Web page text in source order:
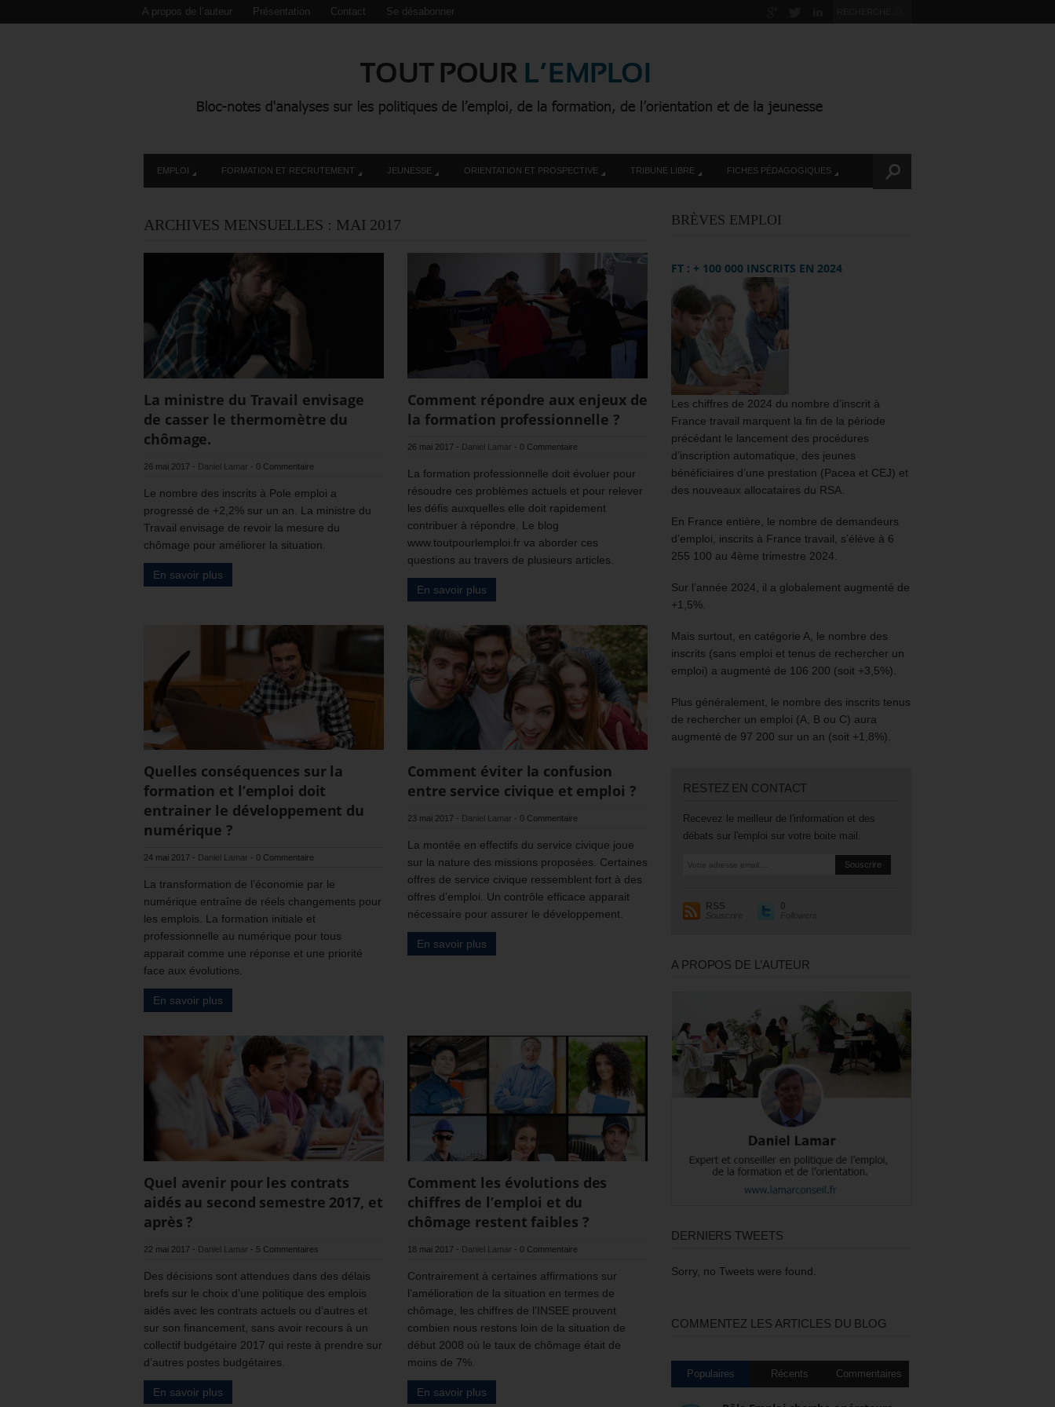
A propos de l’auteur Présentation Contact Se désabonner
EMPLOI FORMATION ET RECRUTEMENT JEUNESSE ORIENTATION ET PROSPECTIVE TRIBUNE LIBRE FICHES PÉDAGOGIQUES
ARCHIVES MENSUELLES : MAI 2017
La ministre du Travail envisage
de casser le thermomètre du
chômage.
26 mai 2017 - Daniel Lamar - 0 Commentaire
Le nombre des inscrits à Pole emploi a
progressé de +2,2% sur un an. La ministre du
Travail envisage de revoir la mesure du
chômage pour améliorer la situation.
En savoir plus
Comment répondre aux enjeux de
la formation professionnelle ?
26 mai 2017 - Daniel Lamar - 0 Commentaire
La formation professionnelle doit évoluer pour
résoudre ces problèmes actuels et pour relever
les défis auxquelles elle doit rapidement
contribuer à répondre. Le blog
www.toutpourlemploi.fr va aborder ces
questions au travers de plusieurs articles.
En savoir plus
Quelles conséquences sur la
formation et l’emploi doit
entrainer le développement du
numérique ?
24 mai 2017 - Daniel Lamar - 0 Commentaire
La transformation de l’économie par le
numérique entraîne de réels changements pour
les emplois. La formation initiale et
professionnelle au numérique pour tous
apparait comme une réponse et une priorité
face aux évolutions.
En savoir plus
Comment éviter la confusion
entre service civique et emploi ?
23 mai 2017 - Daniel Lamar - 0 Commentaire
La montée en effectifs du service civique joue
sur la nature des missions proposées. Certaines
offres de service civique ressemblent fort à des
offres d’emploi. Un contrôle efficace apparait
nécessaire pour assurer le développement.
En savoir plus
Quel avenir pour les contrats
aidés au second semestre 2017, et
après ?
22 mai 2017 - Daniel Lamar - 5 Commentaires
Des décisions sont attendues dans des délais
brefs sur le choix d’une politique des emplois
aidés avec les contrats actuels ou d’autres et
sur son financement, sans avoir recours à un
collectif budgétaire 2017 qui reste à prendre sur
d’autres postes budgétaires.
En savoir plus
Comment les évolutions des
chiffres de l’emploi et du
chômage restent faibles ?
18 mai 2017 - Daniel Lamar - 0 Commentaire
Contrairement à certaines affirmations sur
l’amélioration de la situation en termes de
chômage, les chiffres de l’INSEE prouvent
combien nous restons loin de la situation de
début 2008 où le taux de chômage était de
moins de 7%.
En savoir plus
BRÈVES EMPLOI
FT : + 100 000 INSCRITS EN 2024
Les chiffres de 2024 du nombre d’inscrit à
France travail marquent la fin de la période
précédant le lancement des procédures
d’inscription automatique, des jeunes
bénéficiaires d’une prestation (Pacea et CEJ) et
des nouveaux allocataires du RSA.
En France entière, le nombre de demandeurs
d’emploi, inscrits à France travail, s’élève à 6
255 100 au 4ème trimestre 2024.
Sur l’année 2024, il a globalement augmenté de
+1,5%.
Mais surtout, en catégorie A, le nombre des
inscrits (sans emploi et tenus de rechercher un
emploi) a augmenté de 106 200 (soit +3,5%).
Plus généralement, le nombre des inscrits tenus
de rechercher un emploi (A, B ou C) aura
augmenté de 97 200 sur un an (soit +1,8%).
RESTEZ EN CONTACT
Recevez le meilleur de l'information et des
débats sur l'emploi sur votre boite mail.
RSS
Souscrire
0
Followers
A PROPOS DE L’AUTEUR
DERNIERS TWEETS
Sorry, no Tweets were found.
COMMENTEZ LES ARTICLES DU BLOG
Populaires Récents Commentaires